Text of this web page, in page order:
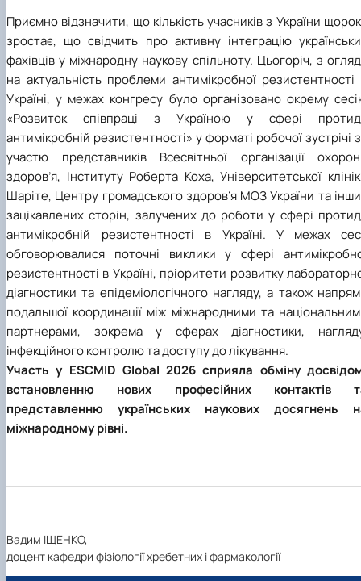
Приємно відзначити, що кількість учасників з України
зростає, що свідчить про активну інтеграцію
фахівців у міжнародну наукову спільноту. Цьогоріч, з
на актуальність проблеми антимікробної резистентності
Україні, у межах конгресу було організовано окрему
«Розвиток співпраці з Україною у сфері
антимікробній резистентності» у форматі робочої зустрічі
участю представників Всесвітньої організації
здоров’я, Інституту Роберта Коха, Університетської
Шаріте, Центру громадського здоров’я МОЗ України та
зацікавлених сторін, залучених до роботи у сфері
антимікробній резистентності в Україні. У межах
обговорювалися поточні виклики у сфері
резистентності в Україні, пріоритети розвитку
діагностики та епідеміологічного нагляду, а також
подальшої координації між міжнародними та
партнерами, зокрема у сферах діагностики,
інфекційного контролю та доступу до лікування.
Участь у ESCMID Global 2026 сприяла обміну
встановленню нових професійних контактів
представленню українських наукових досягнень
міжнародному рівні.
Вадим ІЩЕНКО,
доцент кафедри фізіології хребетних і фармакології